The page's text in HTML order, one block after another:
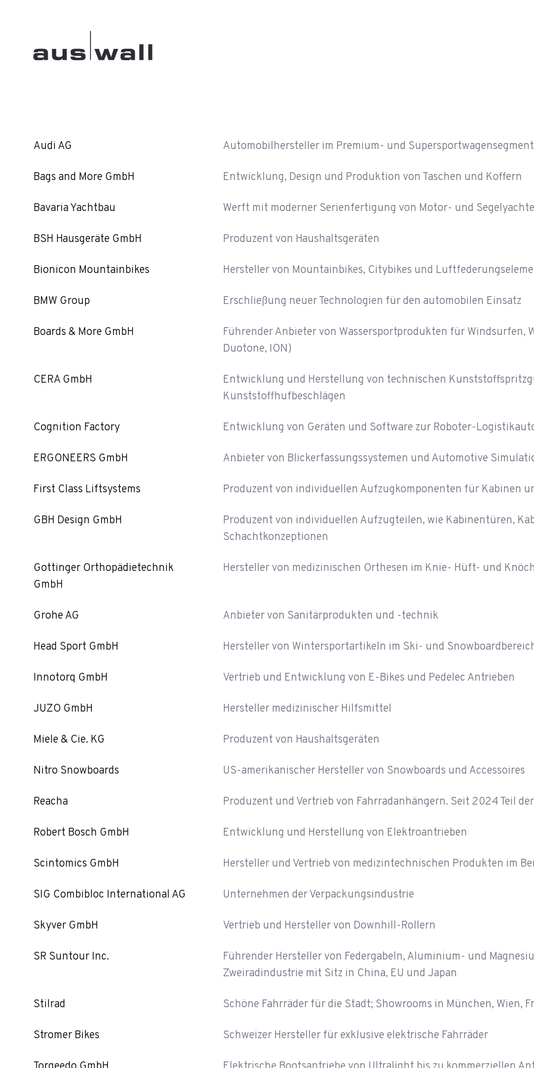
Audi AG Automobilhersteller im Premium- und Supersportwagensegment
Bags and More GmbH Entwicklung, Design und Produktion von Taschen und Koffern
Bavaria Yachtbau Werft mit moderner Serienfertigung von Motor- und
BSH Hausgeräte GmbH Produzent von Haushaltsgeräten
Bionicon Mountainbikes Hersteller von Mountainbikes, Citybikes und
BMW Group Erschließung neuer Technologien für den automobilen Einsatz
Boards & More GmbH
Führender Anbieter von Wassersportprodukten für Windsurfen,
Duotone, ION)
CERA GmbH
Entwicklung und Herstellung von technischen
Kunststoffhufbeschlägen
Cognition Factory Entwicklung von Geräten und Software zur Roboter-
ERGONEERS GmbH Anbieter von Blickerfassungssystemen und Automotive
First Class Liftsystems Produzent von individuellen Aufzugkomponenten für Kabinen
GBH Design GmbH
Produzent von individuellen Aufzugteilen, wie Kabinentüren,
Schachtkonzeptionen
Gottinger Orthopädietechnik
GmbH
Hersteller von medizinischen Orthesen im Knie- Hüft- und
Grohe AG Anbieter von Sanitärprodukten und -technik
Head Sport GmbH Hersteller von Wintersportartikeln im Ski- und
Innotorq GmbH Vertrieb und Entwicklung von E-Bikes und Pedelec Antrieben
JUZO GmbH Hersteller medizinischer Hilfsmittel
Miele & Cie. KG Produzent von Haushaltsgeräten
Nitro Snowboards US-amerikanischer Hersteller von Snowboards und Accessoires
Reacha Produzent und Vertrieb von Fahrradanhängern. Seit 2024 Teil
Robert Bosch GmbH Entwicklung und Herstellung von Elektroantrieben
Scintomics GmbH Hersteller und Vertrieb von medizintechnischen Produkten im
SIG Combibloc International AG Unternehmen der Verpackungsindustrie
Skyver GmbH Vertrieb und Hersteller von Downhill-Rollern
SR Suntour Inc.
Führender Hersteller von Federgabeln, Aluminium- und
Zweiradindustrie mit Sitz in China, EU und Japan
Stilrad Schöne Fahrräder für die Stadt; Showrooms in München, Wien,
Stromer Bikes Schweizer Hersteller für exklusive elektrische Fahrräder